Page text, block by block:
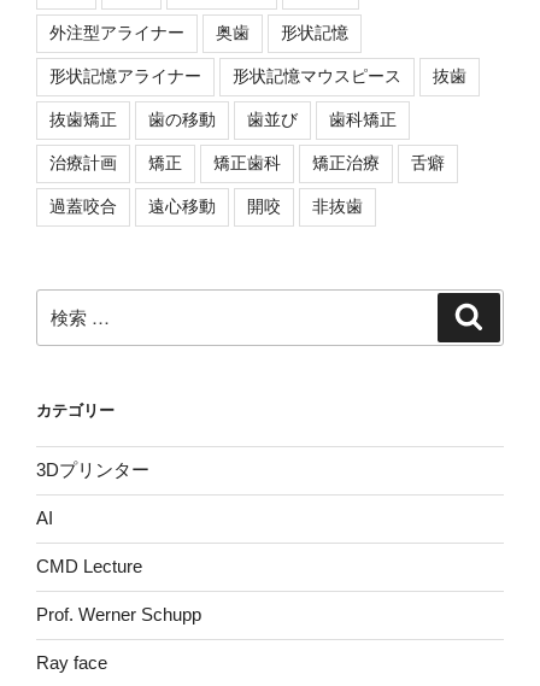
外注型アライナー 奥歯 形状記憶
形状記憶アライナー 形状記憶マウスピース 抜歯
抜歯矯正 歯の移動 歯並び 歯科矯正
治療計画 矯正 矯正歯科 矯正治療 舌癖
過蓋咬合 遠心移動 開咬 非抜歯
索:
カテゴリー
3Dプリンター
AI
CMD Lecture
Prof. Werner Schupp
Ray face